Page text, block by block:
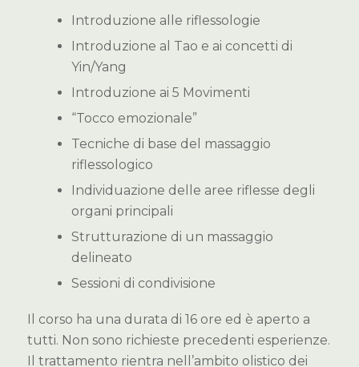
Introduzione alle riflessologie
Introduzione al Tao e ai concetti di
Yin/Yang
Introduzione ai 5 Movimenti
“Tocco emozionale”
Tecniche di base del massaggio
riflessologico
Individuazione delle aree riflesse degli
organi principali
Strutturazione di un massaggio
delineato
Sessioni di condivisione
Il corso ha una durata di 16 ore ed è aperto a
tutti. Non sono richieste precedenti esperienze.
Il trattamento rientra nell’ambito olistico dei